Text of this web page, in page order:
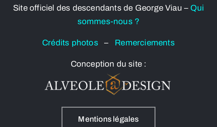
Site officiel des descendants de George Viau – Qui
sommes-nous ?
Crédits photos– Remerciements
Conception du site :
Mentions légales